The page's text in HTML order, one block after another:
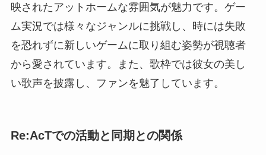
映されたアットホームな雰囲気が魅力です。ゲー
ム実況では様々なジャンルに挑戦し、時には失敗
を恐れずに新しいゲームに取り組む姿勢が視聴者
から愛されています。また、歌枠では彼女の美し
い歌声を披露し、ファンを魅了しています。
Re:AcTでの活動と同期との関係